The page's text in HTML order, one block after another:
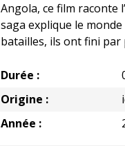
Angola, ce film raconte
saga explique le
batailles, ils ont fini par
Durée :
Origine :
Année :